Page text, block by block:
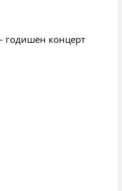
годишен концерт